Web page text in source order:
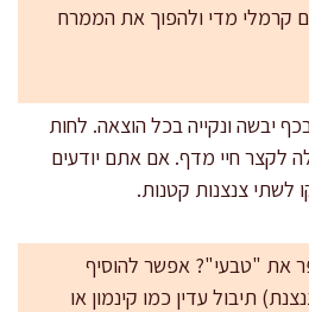
קרמלי מדי ולהפוך את הממרח
יבשה ונקייה בכל הוצאה. לחות
לקצר חיי מדף. אם אתם יודעים
צנצנות קטנות.
את "טבעי"? אפשר להוסיף
תיבול עדין כמו קינמון או